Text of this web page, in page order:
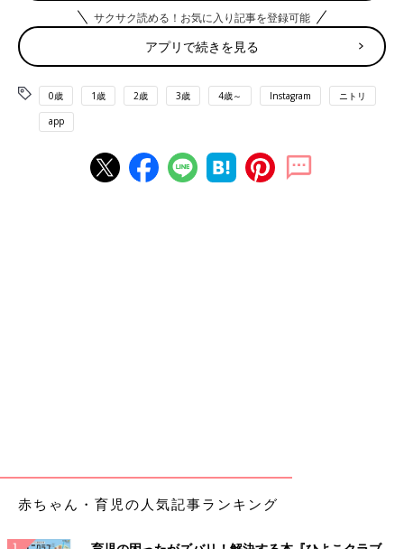
出典：Instagramアカウント「tomoko_whitegray_house」
サクサク読める！お気に入り記事を登録可能
アプリで続きを見る
0歳 1歳 2歳 3歳 4歳～ Instagram ニトリ
app
赤ちゃん・育児の人気記事ランキング